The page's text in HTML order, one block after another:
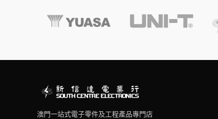
澳門一站式電子零件及工程產品專門店